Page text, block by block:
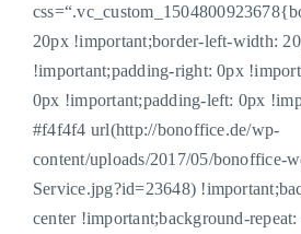
20px !important;border-left-width:
!important;padding-right: 0px
0px !important;padding-left: 0px
#f4f4f4 url(http://bonoffice.de/wp-
content/uploads/2017/05/bonoffice-
Service.jpg?id=23648)
center !important;background-repeat: